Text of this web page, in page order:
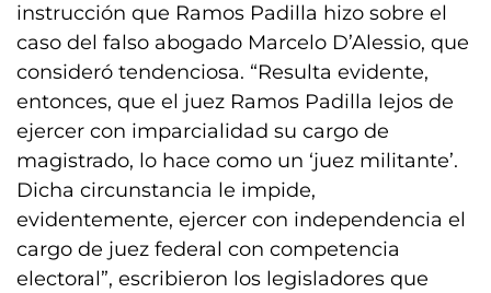
instrucción que Ramos Padilla hizo sobre el
caso del falso abogado Marcelo D’Alessio, que
consideró tendenciosa. “Resulta evidente,
entonces, que el juez Ramos Padilla lejos de
ejercer con imparcialidad su cargo de
magistrado, lo hace como un ‘juez militante’.
Dicha circunstancia le impide,
evidentemente, ejercer con independencia el
cargo de juez federal con competencia
electoral”, escribieron los legisladores que